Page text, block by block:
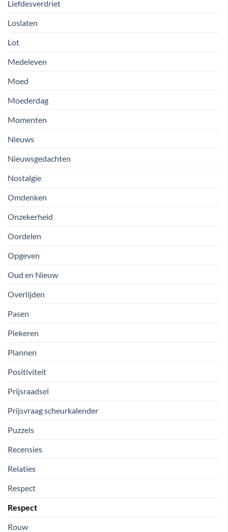
Liefdesverdriet
Loslaten
Lot
Medeleven
Moed
Moederdag
Momenten
Nieuws
Nieuwsgedachten
Nostalgie
Omdenken
Onzekerheid
Oordelen
Opgeven
Oud en Nieuw
Overlijden
Pasen
Piekeren
Plannen
Positiviteit
Prijsraadsel
Prijsvraag scheurkalender
Puzzels
Recensies
Relaties
Respect
Respect
Rouw